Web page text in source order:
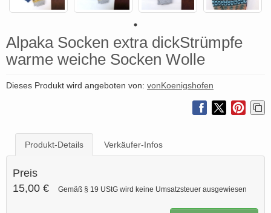
Alpaka Socken extra dickStrümpfe
warme weiche Socken Wolle
Dieses Produkt wird angeboten von: vonKoenigshofen
Produkt-Details Verkäufer-Infos
Preis
15,00 €
Gemäß § 19 UStG wird keine Umsatzsteuer ausgewiesen